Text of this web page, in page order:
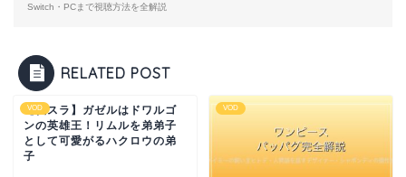
Switch・PCまで視聴方法を全解説
RELATED POST
VOD
【転スラ】ガゼルはドワルゴ
ンの英雄王！リムルを弟弟子
として可愛がるハクロウの弟
子
VOD